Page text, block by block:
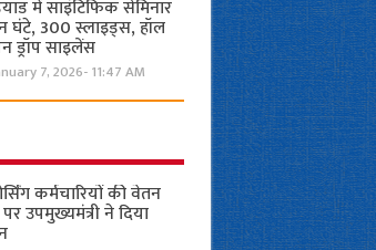
में साइंटिफिक सेमिनार
घंटे, 300 स्लाइड्स, हॉल
ड्रॉप साइलेंस
7, 2026- 11:47 AM
कर्मचारियों की वेतन
उपमुख्यमंत्री ने दिया